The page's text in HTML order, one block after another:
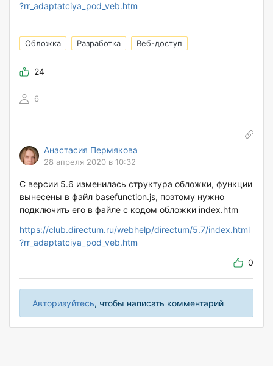
?rr_adaptatciya_pod_veb.htm
Обложка Разработка Веб-доступ
24
6
Анастасия Пермякова
28 апреля 2020 в 10:32
С версии 5.6 изменилась структура обложки, функции
вынесены в файл basefunction.js, поэтому нужно
подключить его в файле с кодом обложки index.htm
https://club.directum.ru/webhelp/directum/5.7/index.html
?rr_adaptatciya_pod_veb.htm
0
Авторизуйтесь, чтобы написать комментарий